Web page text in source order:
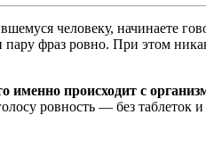
человеку, начинаете
фраз ровно. При этом
именно происходит с
ровность — без таблеток